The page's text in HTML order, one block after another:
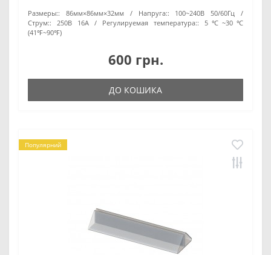
Размеры:: 86мм×86мм×32мм Напруга::
100~240В 50/60Гц
Струм::
250В 16A Регулируемая температура::
5℃~30℃
(41℉~90℉)
600 грн.
ДО КОШИКА
Популярний